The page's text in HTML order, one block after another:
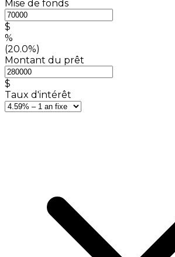
Mise de fonds
$
%
(20.0%)
Montant du prêt
$
Taux d'intérêt